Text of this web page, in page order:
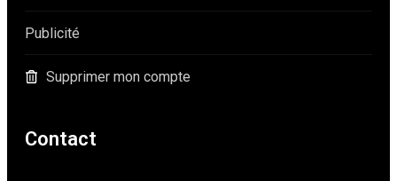
Publicité
Supprimer mon compte
Contact